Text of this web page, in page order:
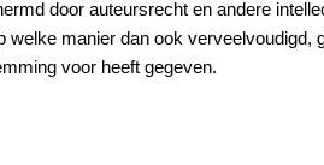
door auteursrecht en andere
manier dan ook
voor heeft gegeven.